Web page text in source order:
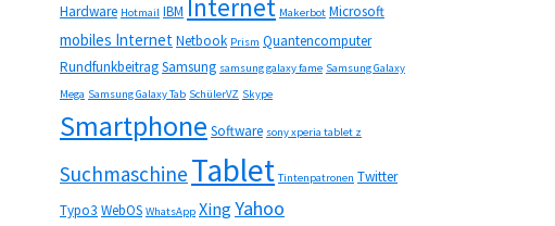
Hardware Hotmail IBM Internet Makerbot Microsoft
mobiles InternetNetbook Prism Quantencomputer
RundfunkbeitragSamsung samsung galaxy fame Samsung Galaxy
Mega Samsung Galaxy Tab SchülerVZ Skype
Smartphone Software sony xperia tablet z
Suchmaschine Tablet Tintenpatronen Twitter
Typo3 WebOS WhatsApp XingYahoo